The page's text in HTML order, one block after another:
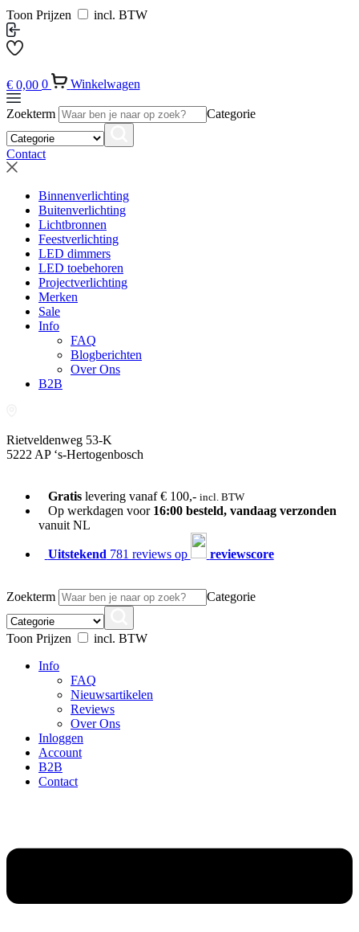
Toon Prijzen incl. BTW
€ 0,00 0 Winkelwagen
Zoekterm Categorie
Contact
Binnenverlichting
Buitenverlichting
Lichtbronnen
Feestverlichting
LED dimmers
LED toebehoren
Projectverlichting
Merken
Sale
Info
FAQ
Blogberichten
Over Ons
B2B
Rietveldenweg 53-K
5222 AP ‘s-Hertogenbosch
Gratislevering vanaf € 100,- incl. BTW
Op werkdagen voor 16:00 besteld, vandaag verzonden
vanuit NL
Uitstekend 781 reviews op reviewscore
Zoekterm Categorie
Toon Prijzen
incl. BTW
Info
FAQ
Nieuwsartikelen
Reviews
Over Ons
Inloggen
Account
B2B
Contact